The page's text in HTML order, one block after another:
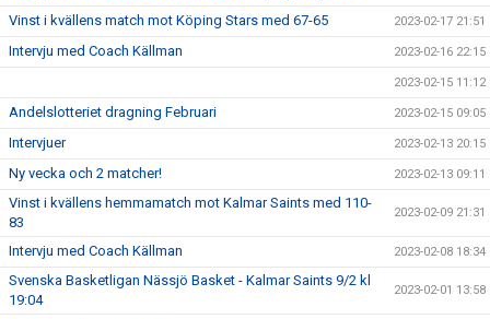
Vinst i kvällens match mot Köping Stars med 67-65 2023-02-17 21:51
Intervju med Coach Källman 2023-02-16 22:15
2023-02-15 11:12
Andelslotteriet dragning Februari 2023-02-15 09:05
Intervjuer 2023-02-13 20:15
Ny vecka och 2 matcher! 2023-02-13 09:11
Vinst i kvällens hemmamatch mot Kalmar Saints med 110-
83
2023-02-09 21:31
Intervju med Coach Källman 2023-02-08 18:34
Svenska Basketligan Nässjö Basket - Kalmar Saints 9/2 kl
19:04
2023-02-01 13:58